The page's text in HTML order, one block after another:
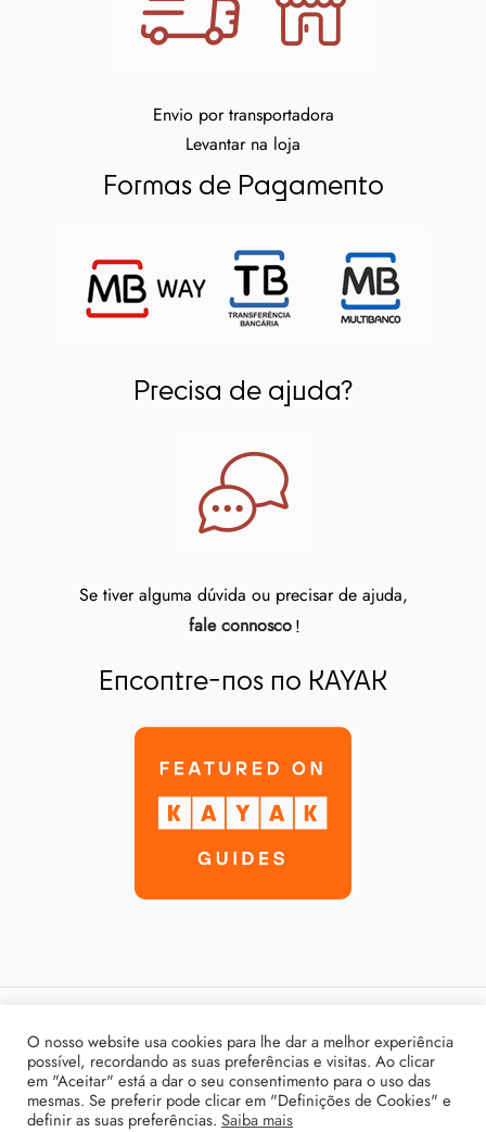
Envio por transportadora
Levantar na loja
Formas de Pagamento
Precisa de ajuda?
Se tiver alguma dúvida ou precisar de ajuda,
fale connosco!
Encontre-nos no KAYAK
Política de Privacidade
Termos & Condições
Livro de Reclamações
O nosso website usa cookies para lhe dar a melhor experiência
possível, recordando as suas preferências e visitas. Ao clicar
em "Aceitar" está a dar o seu consentimento para o uso das
mesmas. Se preferir pode clicar em "Definições de Cookies" e
definir as suas preferências. Saiba mais